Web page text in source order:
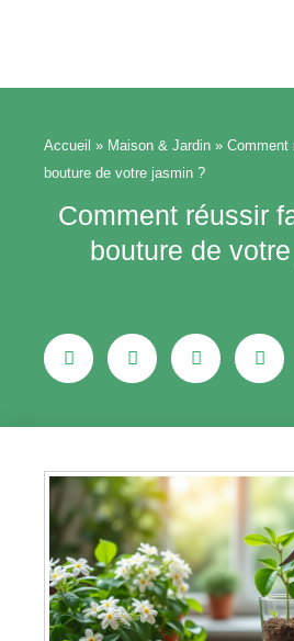
Accueil » Maison & Jardin » Comment
bouture de votre jasmin ?
Comment réussir
bouture de